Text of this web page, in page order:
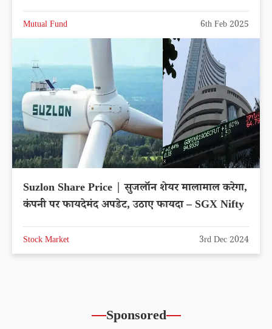
Mutual Fund 6th Feb 2025
Suzlon Share Price | सुजलॉन शेयर मालामाल करेगा,
कंपनी पर फायदेमंद अपडेट, उठाए फायदा – SGX Nifty
Stock Market 3rd Dec 2024
Sponsored